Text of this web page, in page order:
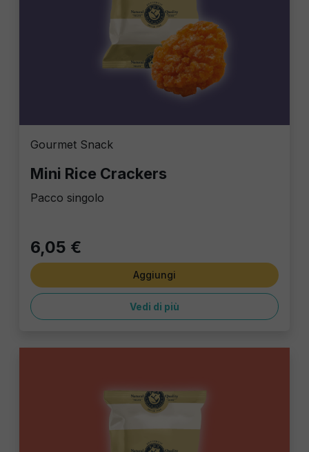
Gourmet Snack
Mini Rice Crackers
Pacco singolo
6,05 €
Aggiungi
Vedi di più